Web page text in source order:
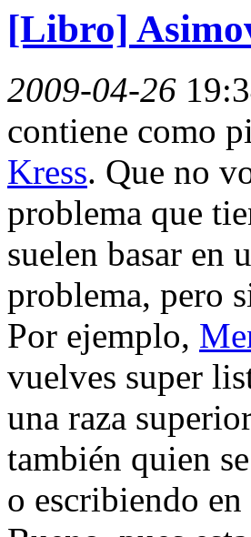
[Libro]
2009-04-26
contiene como
Kress. Que no
problema que
suelen basar en
problema, pero
Por ejemplo,
vuelves super
una raza
también quien
o escribiendo